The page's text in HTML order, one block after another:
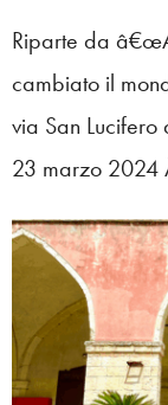
Riparte da
cambiato il
via San
23 marzo 2024